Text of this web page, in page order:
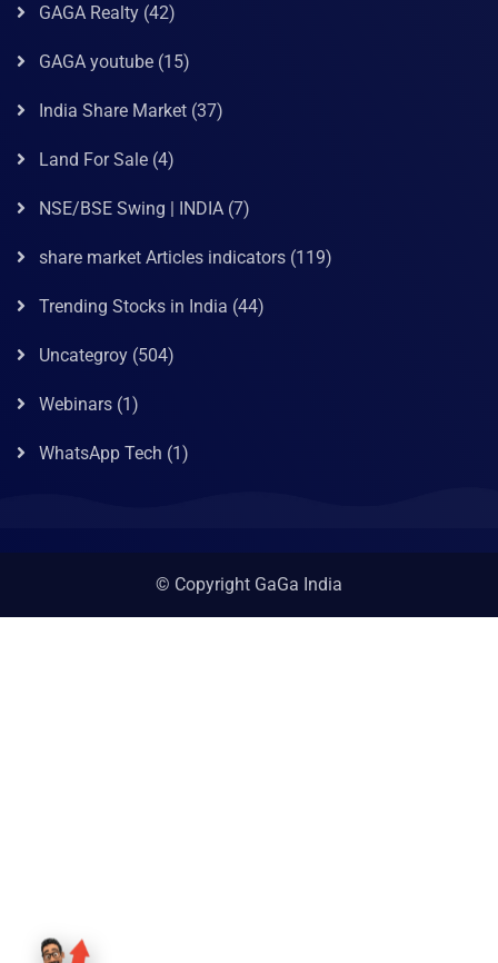
GAGA Realty (42)
GAGA youtube (15)
India Share Market (37)
Land For Sale (4)
NSE/BSE Swing | INDIA (7)
share market Articles indicators (119)
Trending Stocks in India (44)
Uncategroy (504)
Webinars (1)
WhatsApp Tech (1)
© Copyright GaGa India